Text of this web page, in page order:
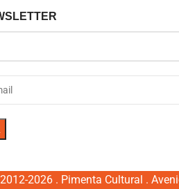
2012-2026 . Pimenta Cultural .